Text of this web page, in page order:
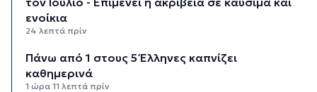
ενοίκια
24 λεπτά πρίν
Πάνω από 1 στους 5 Έλληνες καπνίζει
καθημερινά
1 ώρα 11 λεπτά πρίν